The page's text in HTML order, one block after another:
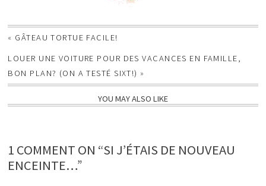
« GÂTEAU TORTUE FACILE!
LOUER UNE VOITURE POUR DES VACANCES EN FAMILLE,
BON PLAN? (ON A TESTÉ SIXT!) »
YOU MAY ALSO LIKE
1 COMMENT ON “SI J’ÉTAIS DE NOUVEAU
ENCEINTE…”